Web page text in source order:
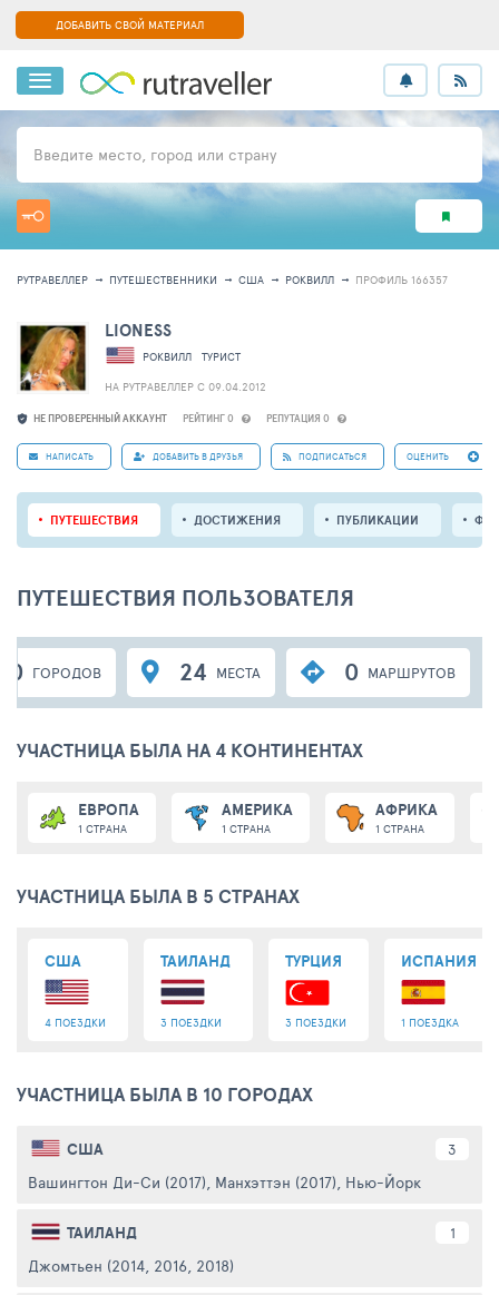
ДОБАВИТЬ СВОЙ МАТЕРИАЛ
Введите место, город или страну
РУТРАВЕЛЛЕР ПУТЕШЕСТВЕННИКИ США РОКВИЛЛ ПРОФИЛЬ 166357
НЕ ПРОВЕРЕННЫЙ АККАУНТ РЕЙТИНГ 0 РЕПУТАЦИЯ 0
LIONESS
РОКВИЛЛ
ТУРИСТ
НА РУТРАВЕЛЛЕР C 09.04.2012
НАПИСАТЬ ДОБАВИТЬ В ДРУЗЬЯ ПОДПИСАТЬСЯ ОЦЕНИТЬ
ПУТЕШЕСТВИЯ ДОСТИЖЕНИЯ ПУБЛИКАЦИИ
ПУТЕШЕСТВИЯ ПОЛЬЗОВАТЕЛЯ
10 ГОРОДОВ 24 МЕСТА 0 МАРШРУТОВ
УЧАСТНИЦА БЫЛА НА 4 КОНТИНЕНТАХ
ЕВРОПА
1 СТРАНА
АМЕРИКА
1 СТРАНА
АФРИКА
1 СТРАНА
УЧАСТНИЦА БЫЛА В 5 СТРАНАХ
США
4 ПОЕЗДКИ
ТАИЛАНД
3 ПОЕЗДКИ
ТУРЦИЯ
3 ПОЕЗДКИ
ИСПАНИЯ
1 ПОЕЗДКА
УЧАСТНИЦА БЫЛА В 10 ГОРОДАХ
США 3
Вашингтон Ди-Си (2017), Манхэттэн (2017), Нью-Йорк (2017,
ТАИЛАНД 1
Джомтьен (2014, 2016, 2018)